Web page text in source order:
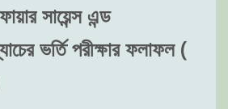
সায়েন্স এন্ড
ভর্তি পরীক্ষার ফলাফল (